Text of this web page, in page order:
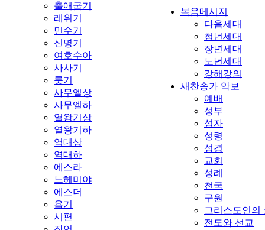
출애굽기
레위기
민수기
신명기
여호수아
사사기
룻기
사무엘상
사무엘하
열왕기상
열왕기하
역대상
역대하
에스라
느헤미야
에스더
욥기
시편
복음메시지
다음세대
청년세대
장년세대
노년세대
강해강의
새찬송가 악보
예배
성부
성자
성령
성경
교회
성례
천국
구원
그리스도인의
전도와 선교